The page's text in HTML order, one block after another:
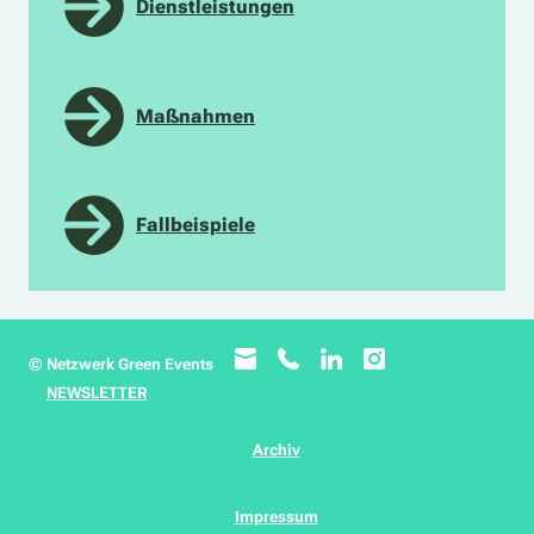
Veranstaltungsstätte solltet ihr so effizient wie
Veranstaltungsstätten sogar das Grauwasser der
sanitären Anlagen oder gesammeltes Regenwasser
zum Einsatz kommen, um sauberes Trinkwasser zu
Dienstleistungen
Maßnahmen
Fallbeispiele
© Netzwerk Green Events
NEWSLETTER
Archiv
Impressum